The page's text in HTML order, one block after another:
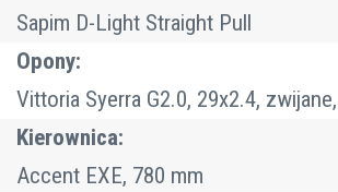
Sapim D-Light Straight Pull
Opony:
Vittoria Syerra G2.0, 29x2.4,
Kierownica:
Accent EXE, 780 mm